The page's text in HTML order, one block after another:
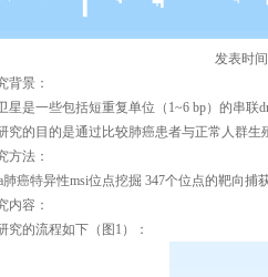
发表时间
背景：
星是一些包括短重复单位（ 1~6 bp）的串联
究的目的是通过比较肺癌患者与正常人群
方法：
肺癌特异性msi位点挖掘 347个位点的靶向捕
内容：
究的流程如下（图 1 ）：